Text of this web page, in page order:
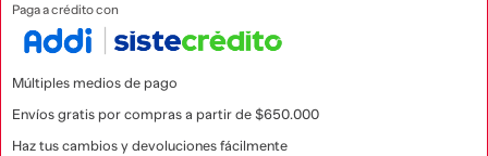
Paga a crédito con
Múltiples medios de pago
Envíos gratis por compras a partir de $650.000
Haz tus cambios y devoluciones fácilmente